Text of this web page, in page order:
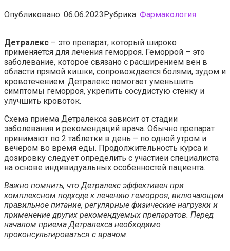
Опубликовано: 06.06.2023Рубрика: Фармакология
Детралекс – это препарат, который широко
применяется для лечения геморроя. Геморрой – это
заболевание, которое связано с расширением вен в
области прямой кишки, сопровождается болями, зудом и
кровотечением. Детралекс помогает уменьшить
симптомы геморроя, укрепить сосудистую стенку и
улучшить кровоток.
Схема приема Детралекса зависит от стадии
заболевания и рекомендаций врача. Обычно препарат
принимают по 2 таблетки в день – по одной утром и
вечером во время еды. Продолжительность курса и
дозировку следует определить с участиеи специалиста
на основе индивидуальных особенностей пациента.
Важно помнить, что Детралекс эффективен при
комплексном подходе к лечению геморроя, включающем
правильное питание, регулярные физические нагрузки и
применение других рекомендуемых препаратов. Перед
началом приема Детралекса необходимо
проконсультироваться с врачом.